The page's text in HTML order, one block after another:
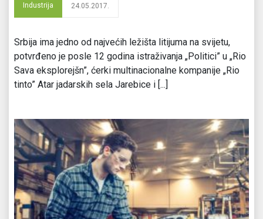
Industrija 24.05.2017.
Srbija ima jedno od najvećih ležišta litijuma na sviјetu,
potvrđeno je posle 12 godina istraživanja „Politici” u „Rio
Sava eksplorejšn”, ćerki multinacionalne kompanije „Rio
tinto” Atar jadarskih sela Jarebice i [...]